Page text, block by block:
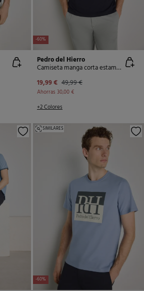
-60%
Pedro del Hierro
Camiseta manga corta estampada
19,99 € 49,99 €
Ahorras 30,00 €
+2 Colores
-60%
SIMILARES